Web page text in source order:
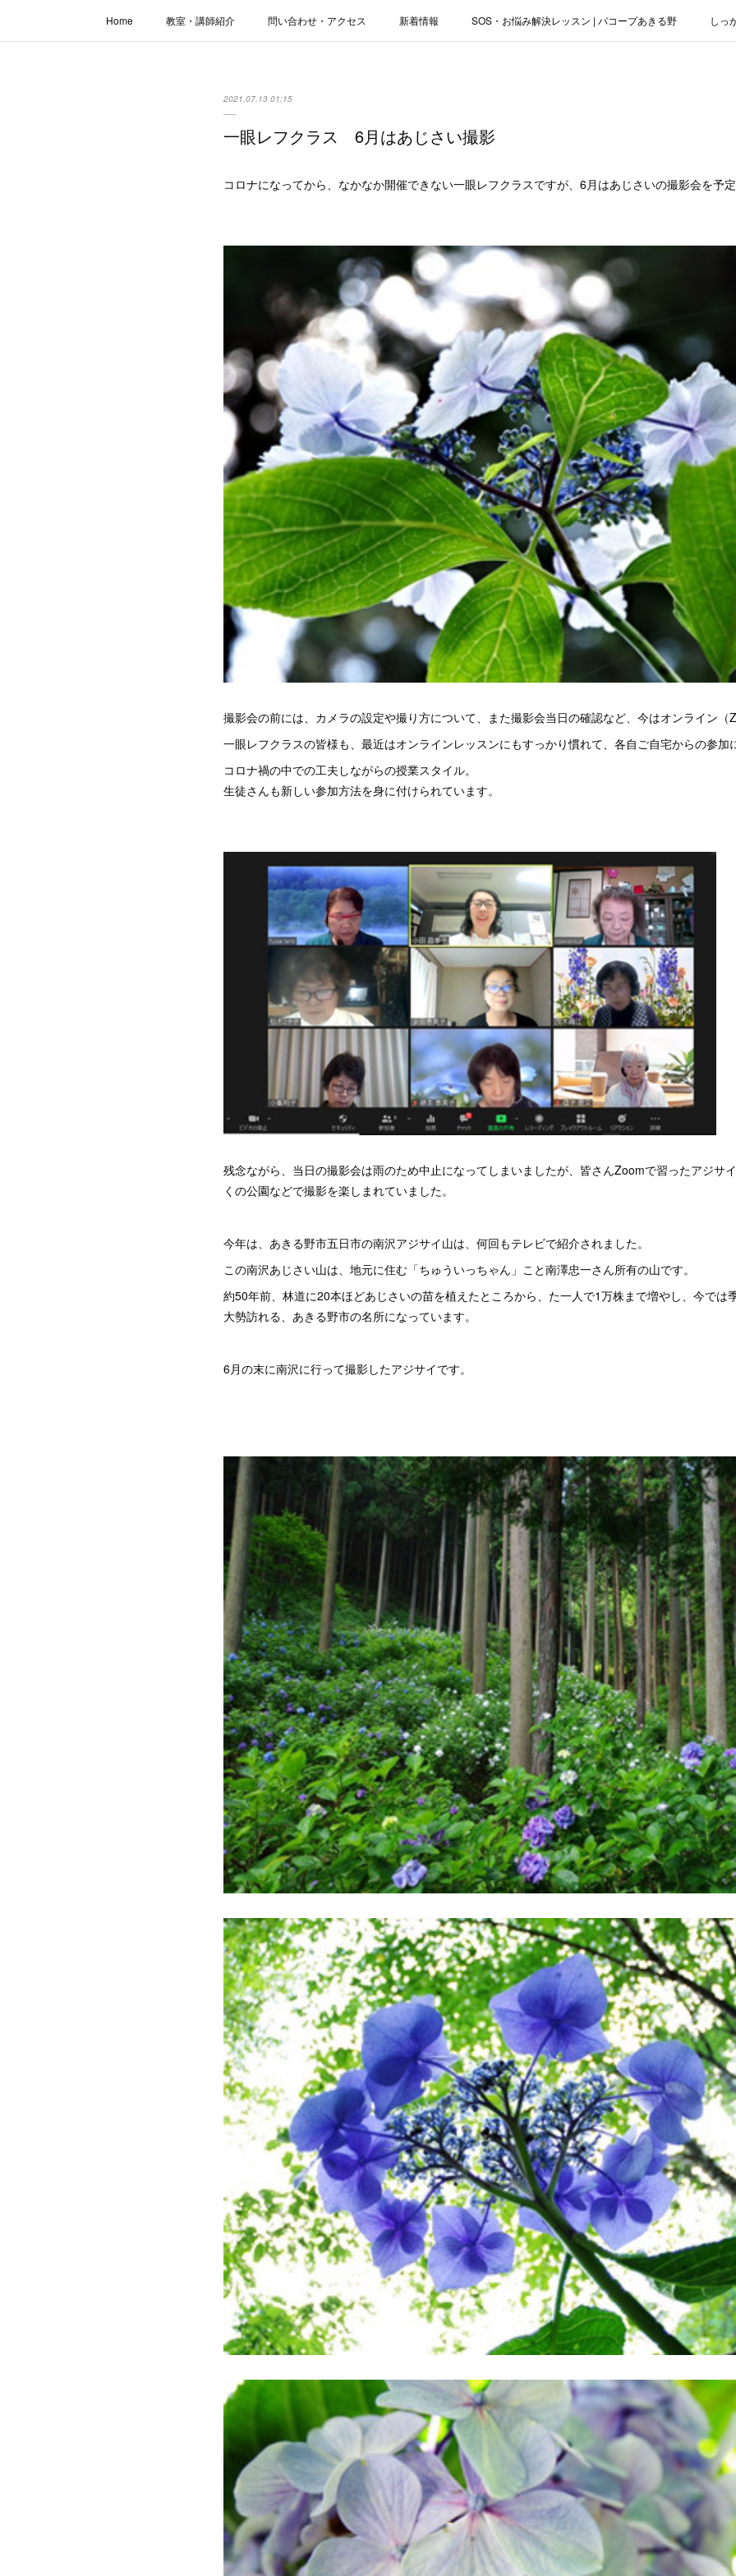
Home 教室・講師紹介 問い合わせ・アクセス 新着情報 SOS・お悩み解決レッスン | パコープあきる野 しっ
2021.07.13 01:15
一眼レフクラス 6月はあじさい撮影
コロナになってから、なかなか開催できない一眼レフクラスですが、6月はあじさいの撮影会を予定
撮影会の前には、カメラの設定や撮り方について、また撮影会当日の確認など、今はオンライン（
一眼レフクラスの皆様も、最近はオンラインレッスンにもすっかり慣れて、各自ご自宅からの参加
コロナ禍の中での工夫しながらの授業スタイル。
生徒さんも新しい参加方法を身に付けられています。
残念ながら、当日の撮影会は雨のため中止になってしまいましたが、皆さんZoomで習ったアジサ
くの公園などで撮影を楽しまれていました。
今年は、あきる野市五日市の南沢アジサイ山は、何回もテレビで紹介されました。
この南沢あじさい山は、地元に住む「ちゅういっちゃん」こと南澤忠一さん所有の山です。
約50年前、林道に20本ほどあじさいの苗を植えたところから、た一人で1万株まで増やし、今では
大勢訪れる、あきる野市の名所になっています。
6月の末に南沢に行って撮影したアジサイです。